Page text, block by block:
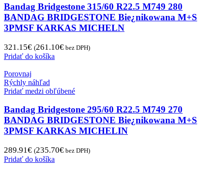
Bandag Bridgestone 315/60 R22.5 M749 280
BANDAG BRIDGESTONE Bie¿nikowana M+S
3PMSF KARKAS MICHELN
321.15€ (261.10€ bez DPH)
Pridať do košíka
Porovnaj
Rýchly náhľad
Pridať medzi obľúbené
Bandag Bridgestone 295/60 R22.5 M749 270
BANDAG BRIDGESTONE Bie¿nikowana M+S
3PMSF KARKAS MICHELIN
289.91€ (235.70€ bez DPH)
Pridať do košíka